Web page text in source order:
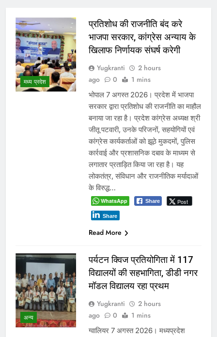
मध्य प्रदेश
प्रतिशोध की राजनीति बंद करे
भाजपा सरकार, कांग्रेस अन्याय के
खिलाफ निर्णायक संघर्ष करेगी
Yugkranti
2 hours
ago
0 1 mins
भोपाल 7 अगस्त 2026। प्रदेश में भाजपा
सरकार द्वारा प्रतिशोध की राजनीति का माहौल
बनाया जा रहा है। प्रदेश कांग्रेस अध्यक्ष श्री
जीतू पटवारी, उनके परिजनों, सहयोगियों एवं
कांग्रेस कार्यकर्ताओं को झूठे मुकदमों, पुलिस
कार्रवाई और प्रशासनिक दबाव के माध्यम से
लगातार प्रताड़ित किया जा रहा है। यह
लोकतंत्र, संविधान और राजनीतिक मर्यादाओं
के विरुद्ध…
WhatsApp Share Post
Share
Read More
अन्य
पर्यटन क्विज प्रतियोगिता में 117
विद्यालयों की सहभागिता, डीडी नगर
मॉडल विद्यालय रहा प्रथम
Yugkranti
2 hours
ago
0 1 mins
ग्वालियर 7 अगस्त 2026। मध्यप्रदेश